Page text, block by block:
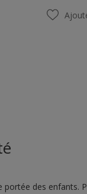
des enfants.